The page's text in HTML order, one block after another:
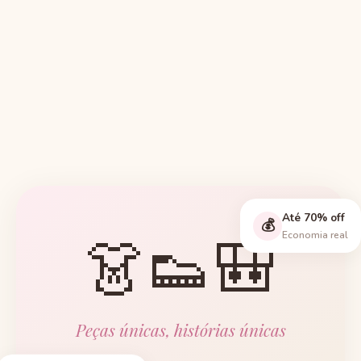
👗👟🎒
Peças únicas, histórias únicas
💰 Até 70% off
Economia real